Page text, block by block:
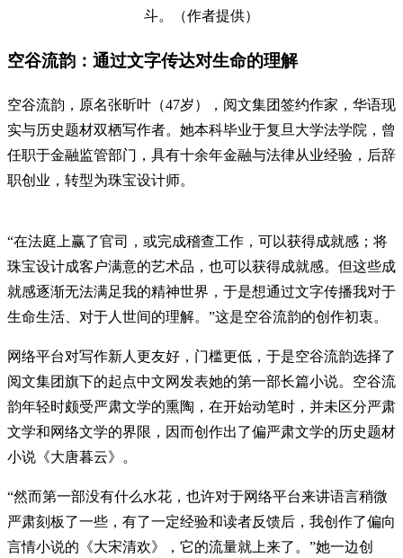
斗。（作者提供）
空谷流韵：通过文字传达对生命的理解
空谷流韵，原名张昕叶（47岁），阅文集团签约作家，华语现
实与历史题材双栖写作者。她本科毕业于复旦大学法学院，曾
任职于金融监管部门，具有十余年金融与法律从业经验，后辞
职创业，转型为珠宝设计师。
“在法庭上赢了官司，或完成稽查工作，可以获得成就感；将
珠宝设计成客户满意的艺术品，也可以获得成就感。但这些成
就感逐渐无法满足我的精神世界，于是想通过文字传播我对于
生命生活、对于人世间的理解。”这是空谷流韵的创作初衷。
网络平台对写作新人更友好，门槛更低，于是空谷流韵选择了
阅文集团旗下的起点中文网发表她的第一部长篇小说。空谷流
韵年轻时颇受严肃文学的熏陶，在开始动笔时，并未区分严肃
文学和网络文学的界限，因而创作出了偏严肃文学的历史题材
小说《大唐暮云》。
“然而第一部没有什么水花，也许对于网络平台来讲语言稍微
严肃刻板了一些，有了一定经验和读者反馈后，我创作了偏向
言情小说的《大宋清欢》，它的流量就上来了。”她一边创